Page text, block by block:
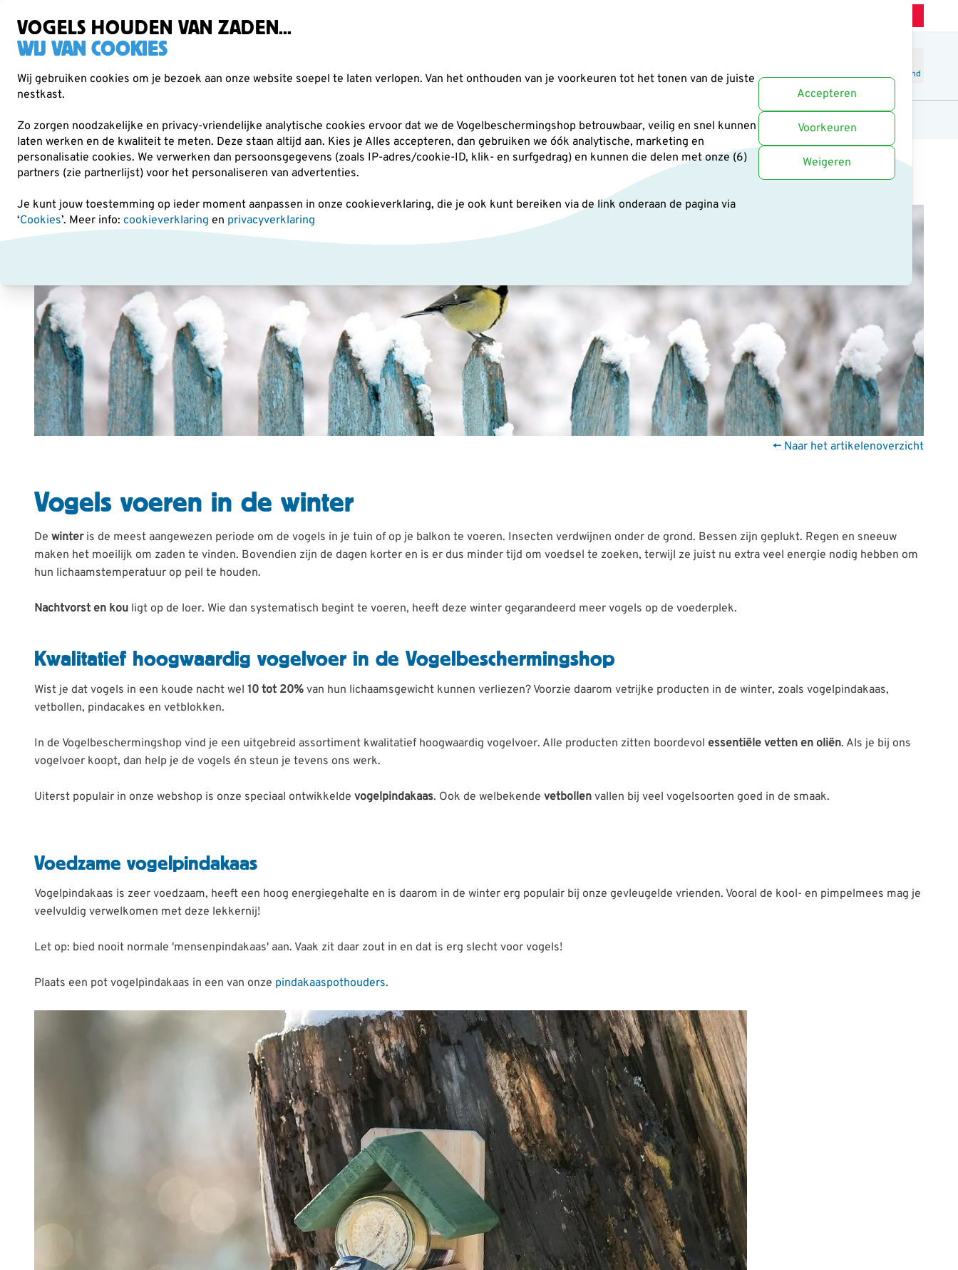
VOGELS HOUDEN VAN ZADEN...
WIJ VAN COOKIES
Wij gebruiken cookies om je bezoek aan onze website soepel te laten verlopen. Van het onthouden van je voorkeuren tot het tonen van de juiste
nestkast.
Zo zorgen noodzakelijke en privacy-vriendelijke analytische cookies ervoor dat we de Vogelbeschermingshop betrouwbaar, veilig en snel kunnen
laten werken en de kwaliteit te meten. Deze staan altijd aan. Kies je Alles accepteren, dan gebruiken we óók analytische, marketing en
personalisatie cookies. We verwerken dan persoonsgegevens (zoals IP-adres/cookie-ID, klik- en surfgedrag) en kunnen die delen met onze (6)
partners (zie partnerlijst) voor het personaliseren van advertenties.
Je kunt jouw toestemming op ieder moment aanpassen in onze cookieverklaring, die je ook kunt bereiken via de link onderaan de pagina via
‘Cookies’. Meer info: cookieverklaring en privacyverklaring
Accepteren
Voorkeuren
Weigeren
Winkelmand
Verrekijkers Vogelvoer Voederhuisjes & -silo's Nestkasten Andere tuindieren Planten Cadeaus en boeken Uitgelicht
Vogels voeren in de winter
← Naar het artikelenoverzicht
Vogels voeren in de winter
De winter is de meest aangewezen periode om de vogels in je tuin of op je balkon te voeren. Insecten verdwijnen onder de grond. Bessen zijn geplukt. Regen en sneeuw
maken het moeilijk om zaden te vinden. Bovendien zijn de dagen korter en is er dus minder tijd om voedsel te zoeken, terwijl ze juist nu extra veel energie nodig hebben om
hun lichaamstemperatuur op peil te houden.
Nachtvorst en kou ligt op de loer. Wie dan systematisch begint te voeren, heeft deze winter gegarandeerd meer vogels op de voederplek.
Kwalitatief hoogwaardig vogelvoer in de Vogelbeschermingshop
Wist je dat vogels in een koude nacht wel 10 tot 20% van hun lichaamsgewicht kunnen verliezen? Voorzie daarom vetrijke producten in de winter, zoals vogelpindakaas,
vetbollen, pindacakes en vetblokken.
In de Vogelbeschermingshop vind je een uitgebreid assortiment kwalitatief hoogwaardig vogelvoer. Alle producten zitten boordevol essentiële vetten en oliën. Als je bij ons
vogelvoer koopt, dan help je de vogels én steun je tevens ons werk.
Uiterst populair in onze webshop is onze speciaal ontwikkelde vogelpindakaas. Ook de welbekende vetbollen vallen bij veel vogelsoorten goed in de smaak.
Voedzame vogelpindakaas
Vogelpindakaas is zeer voedzaam, heeft een hoog energiegehalte en is daarom in de winter erg populair bij onze gevleugelde vrienden. Vooral de kool- en pimpelmees mag je
veelvuldig verwelkomen met deze lekkernij!
Let op: bied nooit normale 'mensenpindakaas' aan. Vaak zit daar zout in en dat is erg slecht voor vogels!
Plaats een pot vogelpindakaas in een van onze pindakaaspothouders.